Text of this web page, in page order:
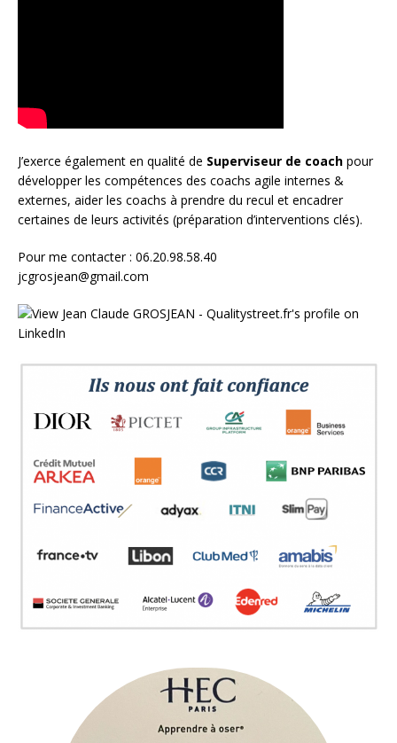
J’exerce également en qualité de Superviseur de coach pour
développer les compétences des coachs agile internes &
externes, aider les coachs à prendre du recul et encadrer
certaines de leurs activités (préparation d’interventions clés).
Pour me contacter : 06.20.98.58.40
jcgrosjean@gmail.com